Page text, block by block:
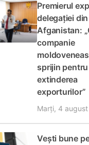
Premierul
delegației din
Afganistan:
companie
sprijin pentru
extinderea
exporturilor”
Marți, 4 august
Vești bune